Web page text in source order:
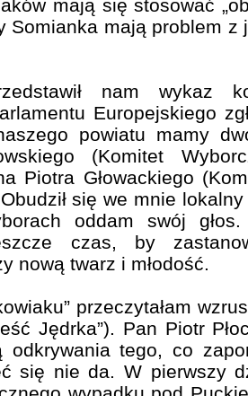
mają się stosować
Somianka mają problem z
nam wykaz
Europejskiego
powiatu mamy
(Komitet
Piotra Głowackiego
się we mnie
oddam swój głos.
czas, by
nową twarz i młodość.
przeczytałam
Jędrka”). Pan Piotr
odkrywania tego, co
się nie da. W pierwszy